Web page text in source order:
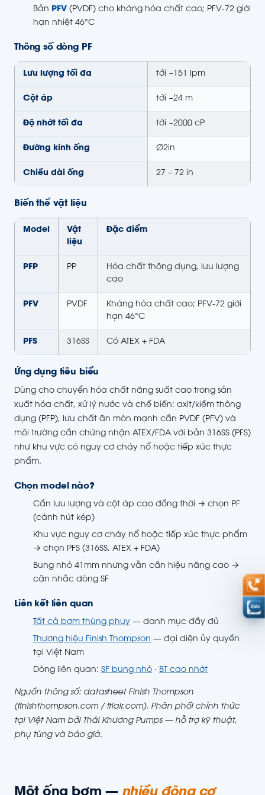
Bản PFV (PVDF) cho kháng hóa chất cao; PFV-72 giới
hạn nhiệt 46°C
Thông số dòng PF
Lưu lượng tối đa tới ~151 lpm
Cột áp tới ~24 m
Độ nhớt tối đa tới ~2000 cP
Đường kính ống Ø2in
Chiều dài ống 27 – 72 in
Biến thể vật liệu
Model
Vật
liệu
Đặc điểm
PFP PP
Hóa chất thông dụng, lưu lượng
cao
PFV PVDF
Kháng hóa chất cao; PFV-72 giới
hạn 46°C
PFS 316SS Có ATEX + FDA
Ứng dụng tiêu biểu
Dùng cho chuyển hóa chất năng suất cao trong sản
xuất hóa chất, xử lý nước và chế biến: axit/kiềm thông
dụng (PFP), lưu chất ăn mòn mạnh cần PVDF (PFV) và
môi trường cần chứng nhận ATEX/FDA với bản 316SS (PFS)
như khu vực có nguy cơ cháy nổ hoặc tiếp xúc thực
phẩm.
Chọn model nào?
Cần lưu lượng và cột áp cao đồng thời → chọn PF
(cánh hút kép)
Khu vực nguy cơ cháy nổ hoặc tiếp xúc thực phẩm
→ chọn PFS (316SS, ATEX + FDA)
Bung nhỏ 41mm nhưng vẫn cần hiệu năng cao →
cân nhắc dòng SF
Liên kết liên quan
Tất cả bơm thùng phuy — danh mục đầy đủ
Thương hiệu Finish Thompson — đại diện ủy quyền
tại Việt Nam
Dòng liên quan: SF bung nhỏ · BT cao nhớt
Nguồn thông số: datasheet Finish Thompson
(finishthompson.com / ftiair.com). Phân phối chính thức
tại Việt Nam bởi Thái Khương Pumps — hỗ trợ kỹ thuật,
phụ tùng và báo giá.